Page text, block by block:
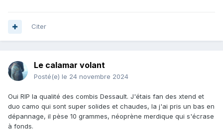
Citer
Le calamar volant
Posté(e) le 24 novembre 2024
Oui RIP la qualité des combis Dessault. J'étais fan des xtend et
duo camo qui sont super solides et chaudes, la j'ai pris un bas en
dépannage, il pèse 10 grammes, néoprène merdique qui s'écrase
à fonds.